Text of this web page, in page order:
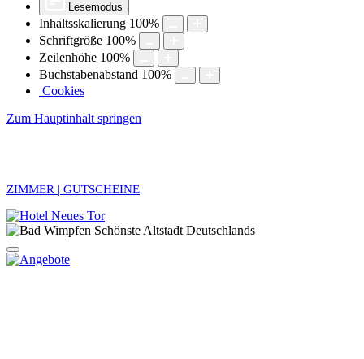
Lesemodus
Inhaltsskalierung 100%
Schriftgröße 100%
Zeilenhöhe 100%
Buchstabenabstand 100%
Cookies
Zum Hauptinhalt springen
ZIMMER | GUTSCHEINE